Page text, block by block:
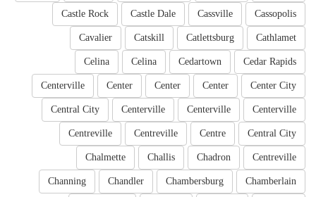
Cassopolis
Cassville
Castle Dale
Castle Rock
Cathlamet
Catlettsburg
Catskill
Cavalier
Cedar Rapids
Cedartown
Celina
Celina
Center City
Center
Center
Center
Centerville
Centerville
Centerville
Centerville
Central City
Central City
Centre
Centreville
Centreville
Centreville
Chadron
Challis
Chalmette
Chamberlain
Chambersburg
Chandler
Channing